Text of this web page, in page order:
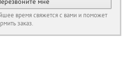
время свяжется с вами и поможет
заказ.